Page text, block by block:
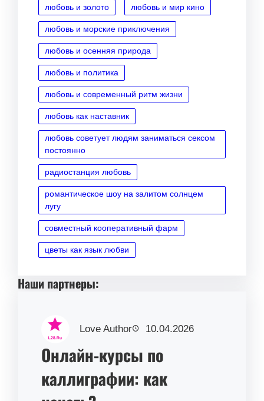
любовь и золото любовь и мир кино
любовь и морские приключения
любовь и осенняя природа
любовь и политика
любовь и современный ритм жизни
любовь как наставник
любовь советует людям заниматься сексом
постоянно
радиостанция любовь
романтическое шоу на залитом солнцем
лугу
совместный кооперативный фарм
цветы как язык любви
Наши партнеры:
Love Author 10.04.2026
Онлайн-курсы по
каллиграфии: как